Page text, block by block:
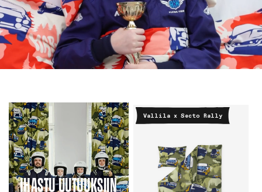
IHASTU UUTUUKSIIN
Vallila x Secto Rally